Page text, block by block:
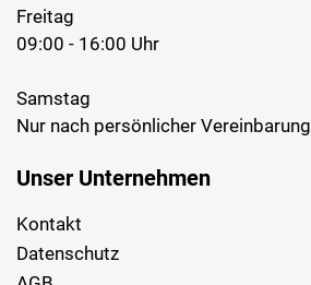
Freitag
09:00 - 16:00 Uhr
Samstag
Nur nach persönlicher Vereinbarung
Unser Unternehmen
Kontakt
Datenschutz